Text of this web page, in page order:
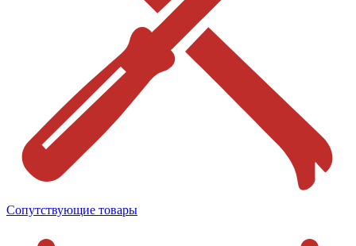
Сопутствующие товары